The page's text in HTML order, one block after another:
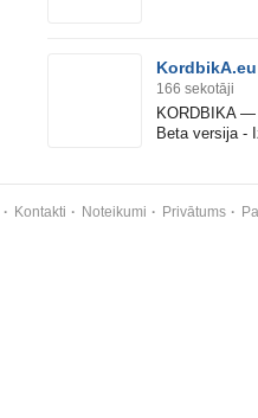
166 sekotāji
KORDBIKA
Beta versija -
Kontakti Noteikumi Privātums